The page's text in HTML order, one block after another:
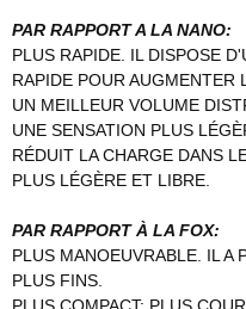
PAR RAPPORT A LA NANO:
PLUS RAPIDE. IL DISPOSE
RAPIDE POUR AUGMENTER
UN MEILLEUR VOLUME
UNE SENSATION PLUS
RÉDUIT LA CHARGE DANS
PLUS LÉGÈRE ET LIBRE.
PAR RAPPORT À LA FOX:
PLUS MANOEUVRABLE. IL A
PLUS FINS.